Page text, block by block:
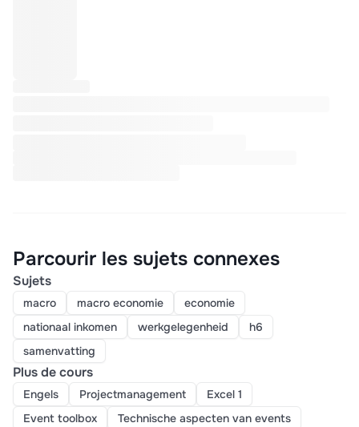
Parcourir les sujets connexes
Sujets
macro macro economie
economie
nationaal inkomen
werkgelegenheid
h6
samenvatting
Plus de cours
Engels Projectmanagement
Excel 1
Event toolbox
Technische aspecten van events